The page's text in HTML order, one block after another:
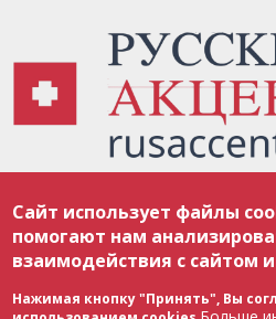
соответствии с законодательством
международными соглашениями. Полное
материалов возможно только с
или частичного воспроизведения
ОБЯЗАТЕЛЬНА АКТИВНАЯ ГИПЕРССЫЛКА на
текст. Фотоизображения, размещенные
ее исключительной собственностью.
Сайт использует файлы
помогают нам
взаимодействия с сайтом
Нажимая кнопку "Принять", Вы